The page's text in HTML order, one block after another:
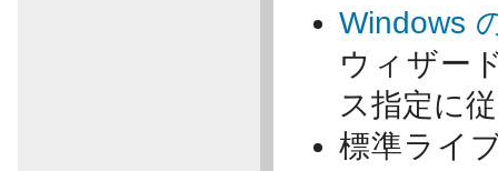
Windows
ウィザー
ス指定に
標準ライ